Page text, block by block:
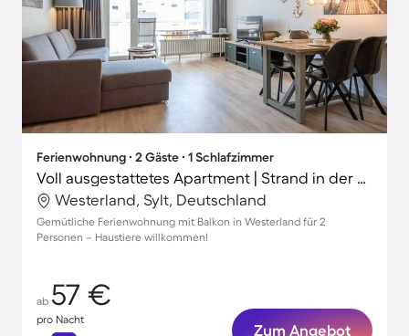
Ferienwohnung ∙ 2 Gäste ∙ 1 Schlafzimmer
Voll ausgestattetes Apartment | Strand in der Nähe | Haustiere erlaubt
Westerland, Sylt, Deutschland
Gemütliche Ferienwohnung mit Balkon in Westerland für 2
Personen – Haustiere willkommen!
ab 57 €
pro Nacht
Zum Angebot